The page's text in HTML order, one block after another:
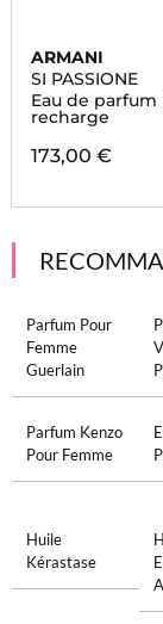
ARMANI
SI PASSIONE
Eau de
recharge
173,00 €
Parfum Pour
Femme
Guerlain
Parfum Kenzo
Pour Femme
Huile
Kérastase